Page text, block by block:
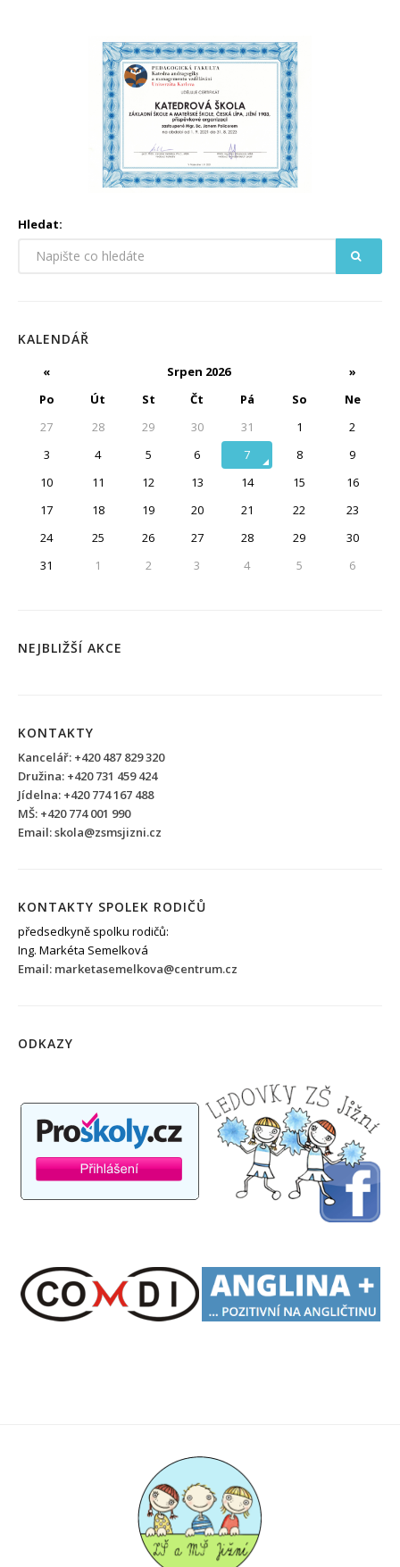
Hledat:
KALENDÁŘ
« Srpen 2026
»
Po
Út St Čt Pá So
Ne
27
28 29 30 31 1
2
3
4 5 6 7 8
9
10
11 12 13 14 15
16
17
18 19 20 21 22
23
24
25 26 27 28 29
30
31
1 2 3 4 5 6
NEJBLIŽŠÍ AKCE
KONTAKTY
Kancelář: +420 487 829 320
Družina: +420 731 459 424
Jídelna: +420 774 167 488
MŠ: +420 774 001 990
Email: skola@zsmsjizni.cz
KONTAKTY SPOLEK RODIČŮ
předsedkyně spolku rodičů:
Ing. Markéta Semelková
Email: marketasemelkova@centrum.cz
ODKAZY